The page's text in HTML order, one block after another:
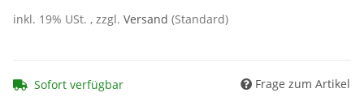
inkl. 19% USt. , zzgl. Versand (Standard)
Sofort verfügbar Frage zum Artikel